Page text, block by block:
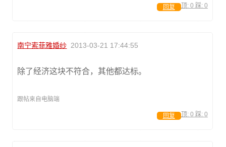
顶: 0 踩: 0
回复
南宁索菲雅婚纱 2013-03-21 17:44:55
除了经济这块不符合，其他都达标。
跟帖来自电脑端
顶: 0 踩: 0
回复